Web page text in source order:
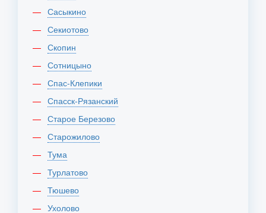
Сасыкино
Секиотово
Скопин
Сотницыно
Спас-Клепики
Спасск-Рязанский
Старое Березово
Старожилово
Тума
Турлатово
Тюшево
Ухолово